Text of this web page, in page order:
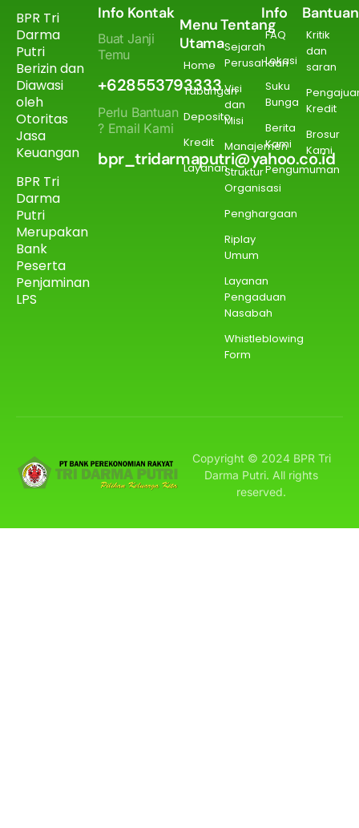
BPR Tri
Darma
Putri
Berizin dan
Diawasi
oleh
Otoritas
Jasa
Keuangan
BPR Tri
Darma
Putri
Merupakan
Bank
Peserta
Penjaminan
LPS
Info Kontak
Buat Janji
Temu
+628553793333
Perlu Bantuan
? Email Kami
bpr_tridarmaputri@yahoo.co.id
Menu
Utama
Home
Tabungan
Deposito
Kredit
Layanan
Tentang
Sejarah
Perusahaan
Visi
dan
Misi
Manajemen
Struktur
Organisasi
Penghargaan
Riplay
Umum
Layanan
Pengaduan
Nasabah
Whistleblowing
Form
Info
FAQ
Lokasi
Suku
Bunga
Berita
Kami
Pengumuman
Bantuan
Kritik
dan
saran
Kredit
Brosur
Kami
Copyright © 2024 BPR Tri
Darma Putri. All rights
reserved.